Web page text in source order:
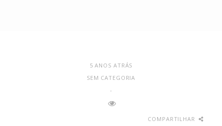
5 ANOS ATRÁS
SEM CATEGORIA
-
COMPARTILHAR